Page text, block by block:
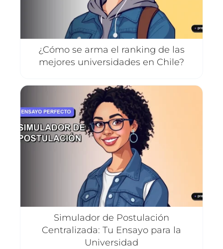
¿Cómo se arma el ranking de las
mejores universidades en Chile?
Simulador de Postulación
Centralizada: Tu Ensayo para la
Universidad